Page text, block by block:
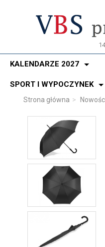
KALENDARZE 2027
SPORT I WYPOCZYNEK
Strona główna